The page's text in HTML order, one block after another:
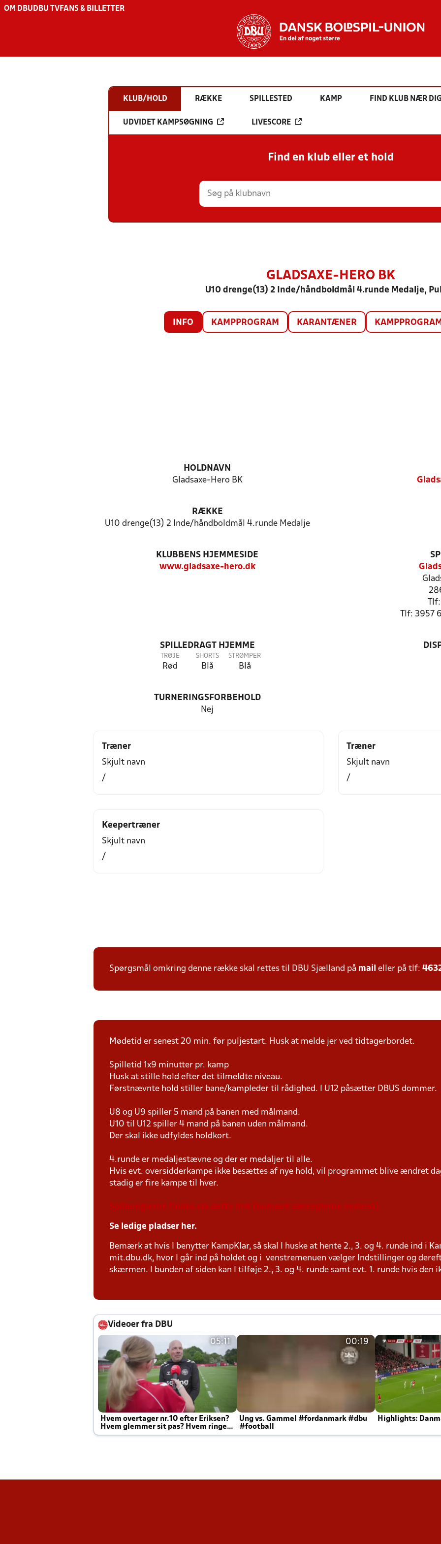
OM DBU DBU TV FANS & BILLETTER
KLUB/HOLD RÆKKE SPILLESTED KAMP FIND KLUB NÆR DIG
UDVIDET KAMPSØGNING LIVESCORE
Find en klub eller et hold
GLADSAXE-HERO BK
U10 drenge(13) 2 Inde/håndboldmål 4.runde Medalje,
INFO KAMPPROGRAM KARANTÆNER
HOLDNAVN
Gladsaxe-Hero BK
RÆKKE
U10 drenge(13) 2 Inde/håndboldmål 4.runde Medalje
KLUBBENS HJEMMESIDE
www.gladsaxe-hero.dk
Tlf: 3957
SPILLEDRAGT HJEMME
TRØJE
Rød
SHORTS
Blå
STRØMPER
Blå
TURNERINGSFORBEHOLD
Nej
Træner
Skjult navn
/
Træner
Skjult navn
/
Keepertræner
Skjult navn
/
Spørgsmål omkring denne række skal rettes til DBU Sjælland på mail eller på tlf:
Mødetid er senest 20 min. før puljestart. Husk at melde jer ved tidtagerbordet.
Spilletid 1x9 minutter pr. kamp
Husk at stille hold efter det tilmeldte niveau.
Førstnævnte hold stiller bane/kampleder til rådighed. I U12 påsætter DBUS dommer.
U8 og U9 spiller 5 mand på banen med målmand.
U10 til U12 spiller 4 mand på banen uden målmand.
Der skal ikke udfyldes holdkort.
4.runde er medaljestævne og der er medaljer til alle.
Hvis evt. oversidderkampe ikke besættes af nye hold, vil programmet blive ændret
stadig er fire kampe til hver.
Spillereglerne findes via dette link (bemærk særreglerne nederst)
Se ledige pladser her.
Bemærk at hvis I benytter KampKlar, så skal I huske at hente 2., 3. og 4. runde ind i
mit.dbu.dk, hvor I går ind på holdet og i venstremenuen vælger Indstillinger og
skærmen. I bunden af siden kan I tilføje 2., 3. og 4. runde samt evt. 1. runde hvis den
Videoer fra DBU
05:11
Hvem overtager nr.10 efter Eriksen?
Hvem glemmer sit pas? Hvem ringer
Joachim altid til efter kampe?
00:19
Ung vs. Gammel #fordanmark #dbu
#football
Highlights: